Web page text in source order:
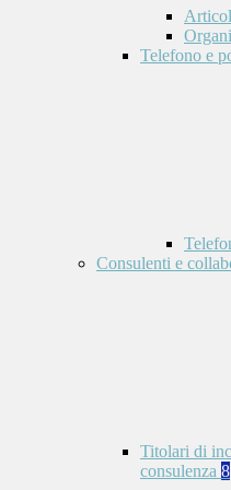
Telefono e
Consulenti e
Titolari di
consulenza 8